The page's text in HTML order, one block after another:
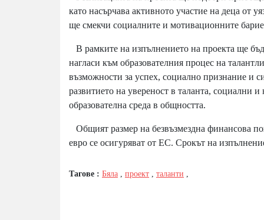
като насърчава активното участие на деца от
ще смекчи социалните и мотивационните
В рамките на изпълнението на проекта ще
нагласи към образователния процес на
възможности за успех, социално признание и
развитието на увереност в таланта,
образователна среда в общността.
Общият размер на безвъзмездна финансова
евро се осигуряват от ЕС. Срокът на
Тагове : Бяла , проект , таланти ,